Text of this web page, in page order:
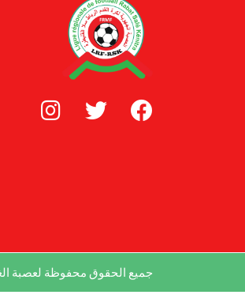
جميع الحقوق محفوظة لعصبة